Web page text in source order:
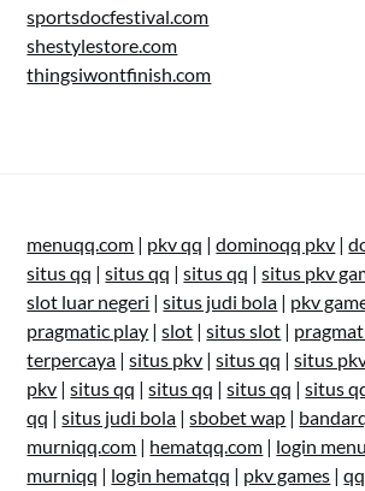
sportsdocfestival.com
shestylestore.com
thingsiwontfinish.com
menuqq.com | pkv qq |dominoqq pkv |
situs qq |situs qq |situs qq |situs pkv
slot luar negeri |situs judi bola | pkv
pragmatic play |slot |situs slot |
terpercaya |situs pkv |situs qq |situs
pkv |situs qq |situs qq |situs qq |situs
qq |situs judi bola |sbobet wap |
murniqq.com | hematqq.com | login
murniqq | login hematqq | pkv games |